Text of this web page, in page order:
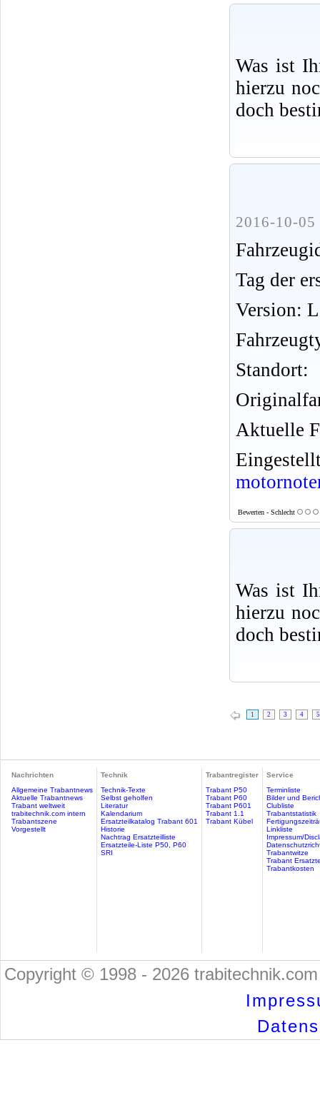
Was ist
hierzu
doch
2016-10-05
Tag der
Version:
Standort:
Aktuelle
Bewerten - Schlecht
Was ist
hierzu
doch
1 2 3 4 5
Nachrichten
Allgemeine Trabantnews
Aktuelle Trabantnews
Trabant weltweit
trabitechnik.com intern
Trabantszene
Vorgestellt
Technik
Technik-Texte
Selbst geholfen
Literatur
Kalendarium
Ersatzteilkatalog Trabant 601
Historie
Nachtrag Ersatzteilliste
Ersatzteile-Liste P50, P60
SRI
Trabantregister
Trabant P50
Trabant P60
Trabant P601
Trabant 1.1
Trabant Kübel
Service
Terminliste
Bilder und
Clubliste
Trabantstatistik
Linkliste
Impressum/
Trabantwitze
Trabant
Trabantkosten
Copyright © 1998 - 2026